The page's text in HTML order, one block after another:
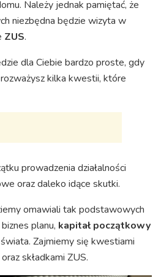
Należy jednak pamiętać, że
niezbędna będzie wizyta w
ZUS.
dla Ciebie bardzo proste, gdy
kilka kwestii, które
prowadzenia działalności
oraz daleko idące skutki.
omawiali tak podstawowych
planu, kapitał początkowy
Zajmiemy się kwestiami
składkami ZUS.